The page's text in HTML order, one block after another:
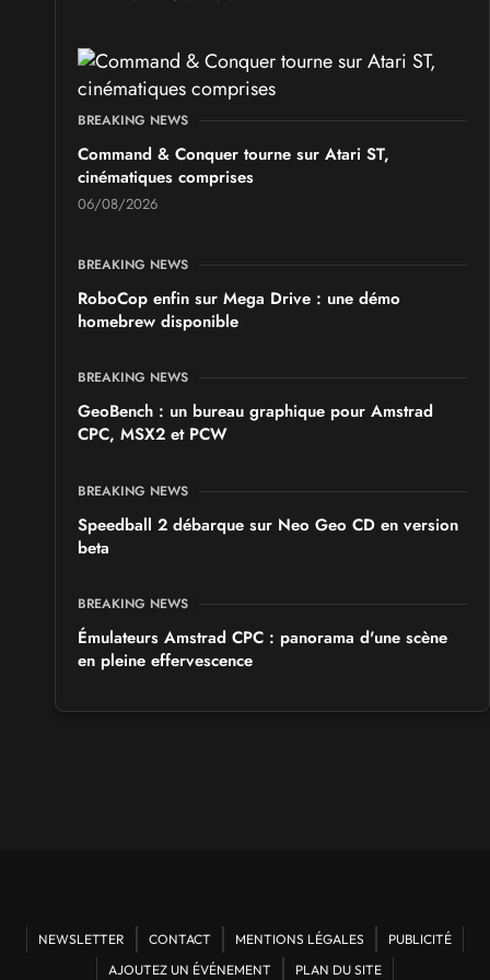
SALONS & CONVENTIONS GEEKS
GeekNIID 2026
les 19 et 20 septembre 2026 - à Grigny
SALONS & CONVENTIONS GEEKS
Japan Manga Wave Colmar 2026
BREAKING NEWS
Command & Conquer tourne sur Atari ST,
cinématiques comprises
06/08/2026
BREAKING NEWS
RoboCop enfin sur Mega Drive : une démo
homebrew disponible
BREAKING NEWS
GeoBench : un bureau graphique pour Amstrad
CPC, MSX2 et PCW
BREAKING NEWS
Speedball 2 débarque sur Neo Geo CD en version
beta
BREAKING NEWS
Émulateurs Amstrad CPC : panorama d'une scène
en pleine effervescence
NEWSLETTER CONTACT MENTIONS LÉGALES
PUBLICITÉ
AJOUTEZ UN ÉVÉNEMENT
PLAN DU SITE